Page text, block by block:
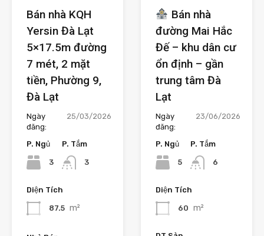
Bán nhà KQH
Yersin Đà Lạt
5×17.5m đường
7 mét, 2 mặt
tiền, Phường 9,
Đà Lạt
Ngày
đăng:
25/03/2026
P. Ngủ
3
P. Tắm
3
Diện Tích
87.5 m²
Bán nhà
đường Mai Hắc
Đế – khu dân cư
ổn định – gần
trung tâm Đà
Lạt
Ngày
đăng:
23/06/2026
P. Ngủ
5
P. Tắm
6
Diện Tích
60 m²